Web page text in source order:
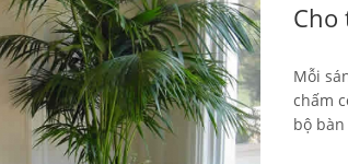
Cho
Mỗi
chấm
bộ